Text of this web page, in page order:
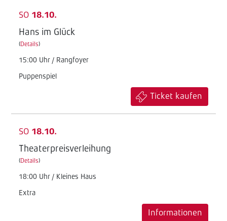
SO 18.10.
Hans im Glück
(Details)
15:00 Uhr / Rangfoyer
Puppenspiel
Ticket kaufen
SO 18.10.
Theaterpreisverleihung
(Details)
18:00 Uhr / Kleines Haus
Extra
Informationen